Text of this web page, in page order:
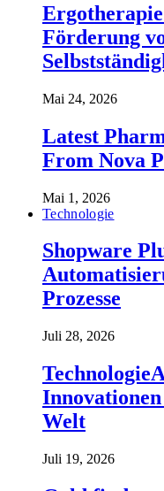
Förderung
Mai 24, 2026
Latest
From Nova
Mai 1, 2026
Technologie
Shopware
Prozesse
Juli 28, 2026
Welt
Juli 19, 2026